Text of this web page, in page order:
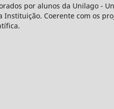
por alunos da Unilago -
Coerente com os